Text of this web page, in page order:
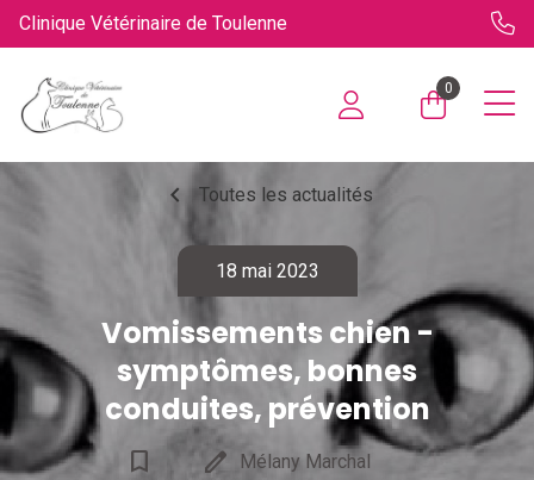
Clinique Vétérinaire de Toulenne
0
chevron_left Toutes les actualités
18 mai 2023
Vomissements chien -
symptômes, bonnes
conduites, prévention
bookmark_border edit Mélany Marchal